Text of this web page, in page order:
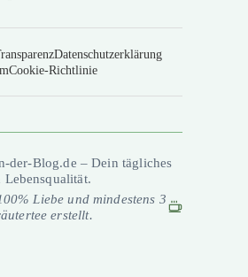
Datenschutzerklärung
Cookie-Richtlinie
der-Blog.de – Dein tägliches
Lebensqualität.
Liebe und mindestens 3
erstellt.